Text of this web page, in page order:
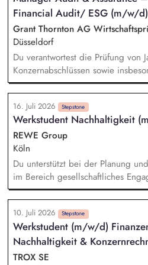
und Durchführung von
die Erstellung von Präsentationen,
und Analysen sowie durch die
interner Termine).
Financial Audit/ ESG (m/w/d)
Grant Thornton AG
Düsseldorf
Du verantwortest die Prüfung von
Konzernabschlüssen sowie
Nachhaltigkeitsberichten. Du
vielfältige, international
Implementierung von Prozessen
Nachhaltigkeitsberichten. Du
Beratungsprojekte mit dem
bringst Dein Fachwissen in
(GT-)Gremien ein.
16. Juli 2026 Stepstone
Werkstudent Nachhaltigkeit
REWE Group
Köln
Du unterstützt bei der Planung
im Bereich gesellschaftliches
Penny sowie bei Klima- und
aktiv bei der internen und
unseren Projekten mit. Du erstellst
und Entscheidungsvorlagen und
Weiterentwicklung unserer
übernimmst Eigenverantwortung
10. Juli 2026 Stepstone
Werkstudent (m/w/d)
Nachhaltigkeit &
TROX SE